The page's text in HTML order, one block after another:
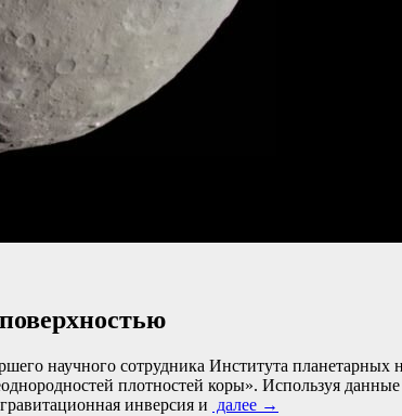
научного сотрудника Института
плотностей коры». Используя
инверсия и далее →